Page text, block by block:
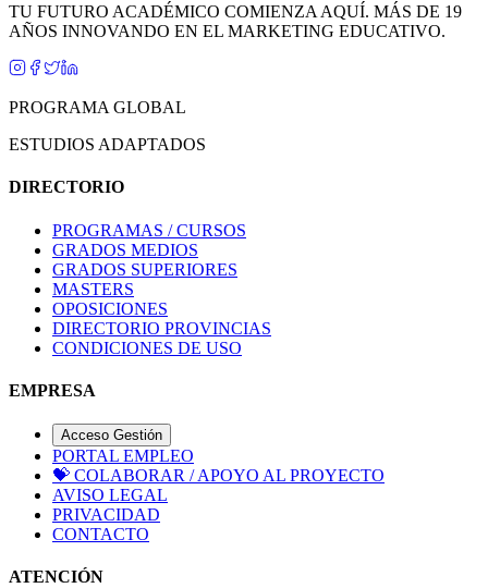
TU FUTURO ACADÉMICO COMIENZA AQUÍ. MÁS DE 19
AÑOS INNOVANDO EN EL MARKETING EDUCATIVO.
PROGRAMA GLOBAL
ESTUDIOS ADAPTADOS
DIRECTORIO
PROGRAMAS / CURSOS
GRADOS MEDIOS
GRADOS SUPERIORES
MASTERS
OPOSICIONES
DIRECTORIO PROVINCIAS
CONDICIONES DE USO
EMPRESA
Acceso Gestión
PORTAL EMPLEO
💝 COLABORAR / APOYO AL PROYECTO
AVISO LEGAL
PRIVACIDAD
CONTACTO
ATENCIÓN